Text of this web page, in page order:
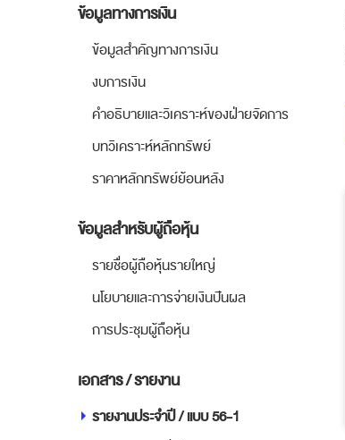
ข้อมูลทางการเงิน
ข้อมูลสำคัญทางการเงิน
งบการเงิน
คำอธิบายและวิเคราะห์ของฝ่ายจัดการ
บทวิเคราะห์หลักทรัพย์
ราคาหลักทรัพย์ย้อนหลัง
ข้อมูลสำหรับผู้ถือหุ้น
รายชื่อผู้ถือหุ้นรายใหญ่
นโยบายและการจ่ายเงินปันผล
การประชุมผู้ถือหุ้น
เอกสาร / รายงาน
รายงานประจำปี / แบบ 56-1